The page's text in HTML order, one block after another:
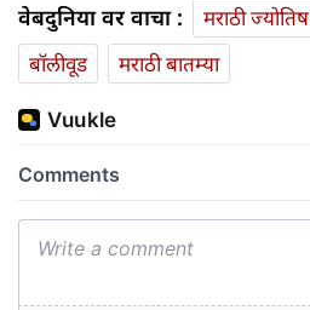
वेबदुनिया वर वाचा : मराठी ज्योतिष
बॉलीवूड
मराठी बातम्या